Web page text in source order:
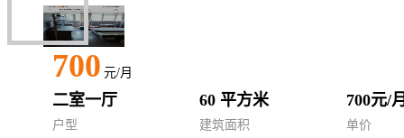
700 元/月
二室一厅 60 平方米 700元/
户型 建筑面积 单价